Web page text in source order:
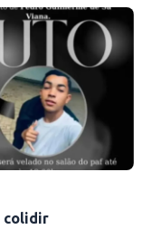
colidir